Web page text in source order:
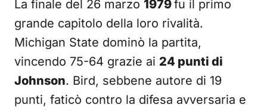
La finale del 26 marzo 1979fu il primo
grande capitolo della loro rivalità.
Michigan State dominò la partita,
vincendo 75-64 grazie ai 24 punti di
Johnson. Bird, sebbene autore di 19
punti, faticò contro la difesa avversaria e